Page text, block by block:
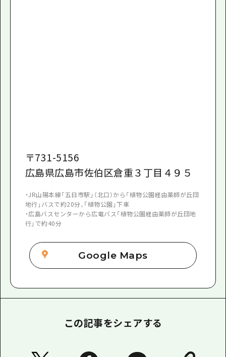
〒731-5156
広島県広島市佐伯区倉重３丁目４９５
・JR山陽本線「五日市駅」（北口）から「植物公園経由薬師が丘団
地行」バスで約20分、「植物公園」下車
・広島バスセンターから広電バス「植物公園経由薬師が丘団地
行」で約40分
Google Maps
この記事をシェアする